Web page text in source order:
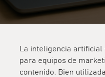
La inteligencia artificial
para equipos de
contenido. Bien